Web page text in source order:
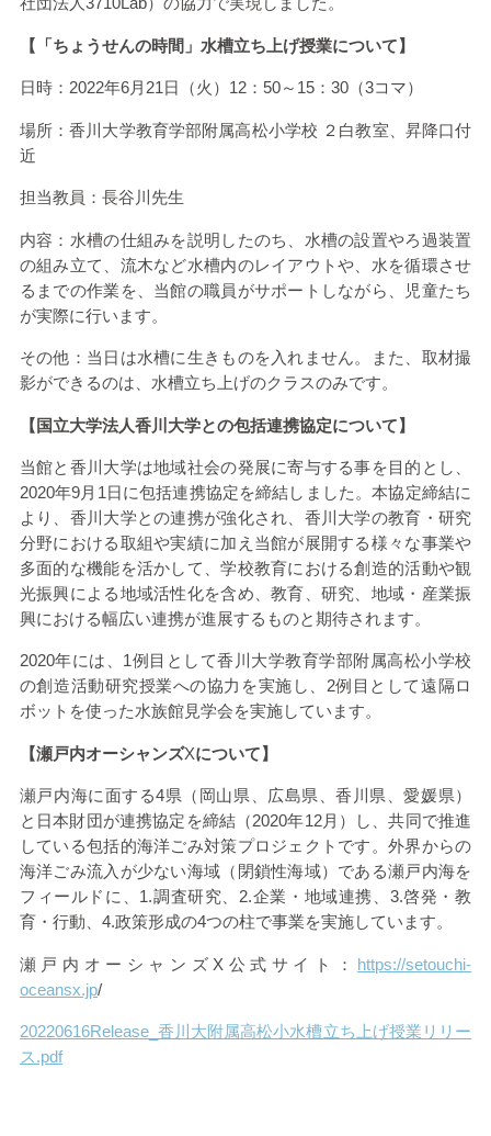
【「ちょうせんの時間」水槽立ち上げ授業について】
日時： 2022年6月 21 日（火） 12： 50～ 15： 30（3コマ）
場所：香川大学教育学部附属高松小学校 ２白教室、昇降口付
近
担当教員：長谷川先生
内容：水槽の仕組みを説明したのち、水槽の設置やろ過装置
の組み立て、流木など水槽内のレイアウトや、水を循環させ
るまでの作業を、当館の職員がサポートしながら、児童たち
が実際に行います。
その他：当日は水槽に生きものを入れません。また、取材撮
影ができるのは、水槽立ち上げのクラスのみです。
【国立大学法人香川大学との包括連携協定について】
当館と香川大学は地域社会の発展に寄与する事を目的とし、
2020年9月 1 日に包括連携協定を締結しました。本協定締結に
より、香川大学との連携が強化され、香川大学の教育・研究
分野における取組や実績に加え当館が展開する様々な事業や
多面的な機能を活かして、学校教育における創造的活動や観
光振興による地域活性化を含め、教育、研究、地域・産業振
興における幅広い連携が進展するものと期待されます。
2020年には、 1例目として香川大学教育学部附属高松小学校
の創造活動研究授業への協力を実施し、 2例目として遠隔ロ
ボットを使った水族館見学会を実施しています。
【瀬戸内オーシャンズXについて】
瀬戸内海に面する4県（岡山県、広島県、香川県、愛媛県）
と日本財団が連携協定を締結（2020年12月）し、共同で推進
している包括的海洋ごみ対策プロジェクトです。外界からの
海洋ごみ流入が少ない海域（閉鎖性海域）である瀬戸内海を
フィールドに、 1.調査研究、 2.企業・地域連携、 3.啓発・教
育・行動、 4.政策形成の4つの柱で事業を実施しています。
瀬戸内オーシャンズ X 公式サイト： https://setouchi-
oceansx.jp/
20220616Release_香川大附属高松小水槽立ち上げ授業リリー
ス.pdf